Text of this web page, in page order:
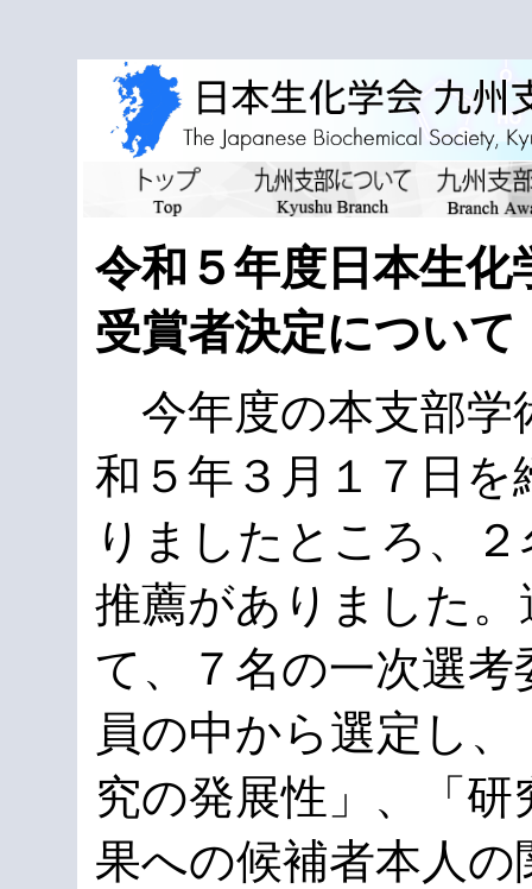
令和５年度日本生化
受賞者決定について
今年度の本支部学
和５年３月１７日
りましたところ、
推薦がありました
て、７名の一次選
員の中から選定し
究の発展性」、「
果への候補者本人